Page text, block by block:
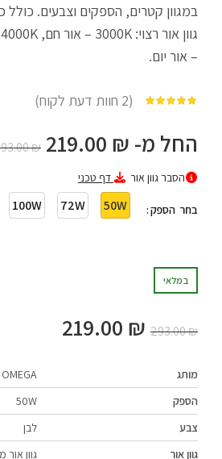
– אור יום.
(
2 חוות דעת לקוח)
החל מ- 219.00 ₪
₪
הסבר גוון אור דף טכני
הספק 50W
72W
100W
מותג
OMEGA
הספק
50W
צבע
לבן
גוון אור
גוון
293.00₪
219.00 ₪
במלאי